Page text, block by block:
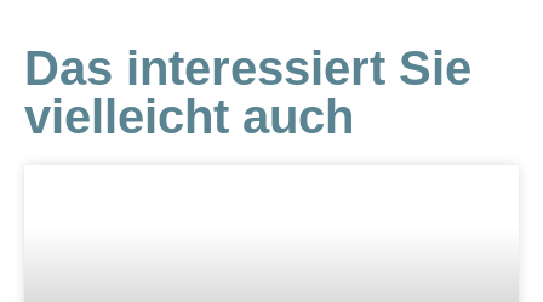
Das interessiert Sie
vielleicht auch